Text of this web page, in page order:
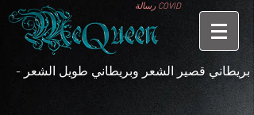
رسالة COVID
- بريطاني قصير الشعر وبريطاني طويل الشعر